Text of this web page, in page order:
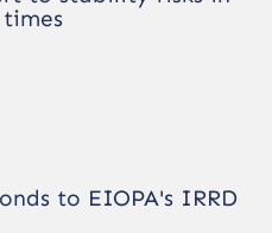
to EIOPA's IRRD